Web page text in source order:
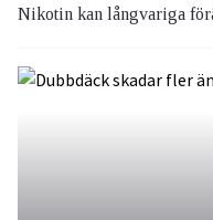
Nikotin kan långvariga